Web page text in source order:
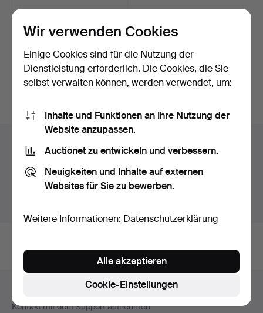
eos 500.
Beendet 23. Mai 2026
5 Gebote
53 USD
Sie suchen in unserem Archiv der beendeten
Auktionen.
Fußzeilen-
Navigation
Kontakt mit dem Support aufnehmen
Wir verwenden Cookies
Einige Cookies sind für die Nutzung der
Dienstleistung erforderlich. Die Cookies, die Sie
selbst verwalten können, werden verwendet, um:
Inhalte und Funktionen an Ihre Nutzung der
Website anzupassen.
Auctionet zu entwickeln und verbessern.
Neuigkeiten und Inhalte auf externen
Websites für Sie zu bewerben.
Weitere Informationen: Datenschutzerklärung
Cookie-Einstellungen
Alle akzeptieren